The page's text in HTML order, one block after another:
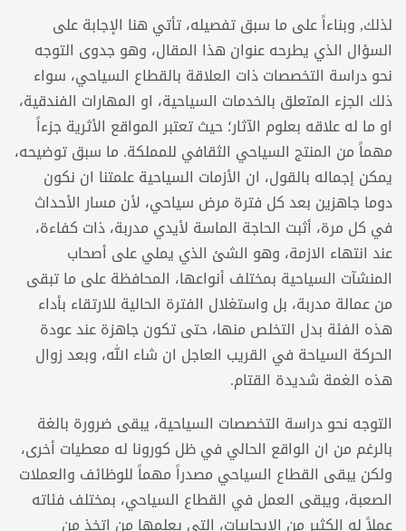
لذلك, وبناءاً على ما سبق تفصيله، تأتي هنا الإجابة على
السؤال الذي يطرحه عنوان هذا المقال، وهو جدوى التوجه
نحو دراسة التخصصات ذات العلاقة بالقطاع السياحي، سواء
ذلك الجزء المتعلق بالخدمات السياحية، او المهارات الفندقية،
او ما له علاقه بعلوم الآثار؛ حيث تعتبر المواقع الأثرية جزءاً
مهماً من المنتج السياحي الثقافي للمملكة. ما سبق توضيحه،
يمكن إجماله بالقول، ان الأزمات السياحية علمتنا ان نكون
دوما جاهزين بعد كل فترة مرض سياحي، لأن مسار الأحداث
في كل مرة، أثبت الحاجة الماسة لأيدي مدربة، ذات كفاءة،
عند انتهاء الازمة، وهو الشئ الذي يملي على أصحاب
المنشآت السياحية بمختلف أنواعها، المحافظة على ما تبقى
من عمالة مدربة، بل واستغلال الفترة الحالية للارتقاء بأداء
هذه الفئة بدل التخلص منها، حتى تكون جاهزة عند عودة
الحركة السياحة في القريب العاجل ان شاء الله، وبعد زوال
هذه الغمة شديدة القتام.
التوجه نحو دراسة التخصصات السياحية، يبقى ضرورة بالغة
بالرغم من ان الواقع الحالي في ظل كورونا له معطيات أخرى،
ولكن يبقى القطاع السياحي مصدراً مهماً للوظائف والعملات
الصعبة، ويبقى العمل في القطاع السياحي، بمختلف فئاته
عملاً له الكثير من الإيجابيات، التي يعلمها من اتخذ من